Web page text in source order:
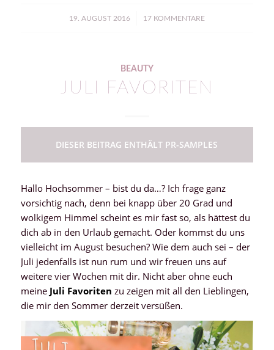
19. AUGUST 2016
/ 17 KOMMENTARE
BEAUTY
JULI FAVORITEN
DIESER BEITRAG ENTHÄLT PR-SAMPLES
Hallo Hochsommer – bist du da…? Ich frage ganz
vorsichtig nach, denn bei knapp über 20 Grad und
wolkigem Himmel scheint es mir fast so, als hättest du
dich ab in den Urlaub gemacht. Oder kommst du uns
vielleicht im August besuchen? Wie dem auch sei – der
Juli jedenfalls ist nun rum und wir freuen uns auf
weitere vier Wochen mit dir. Nicht aber ohne euch
meine Juli Favoriten zu zeigen mit all den Lieblingen,
die mir den Sommer derzeit versüßen.